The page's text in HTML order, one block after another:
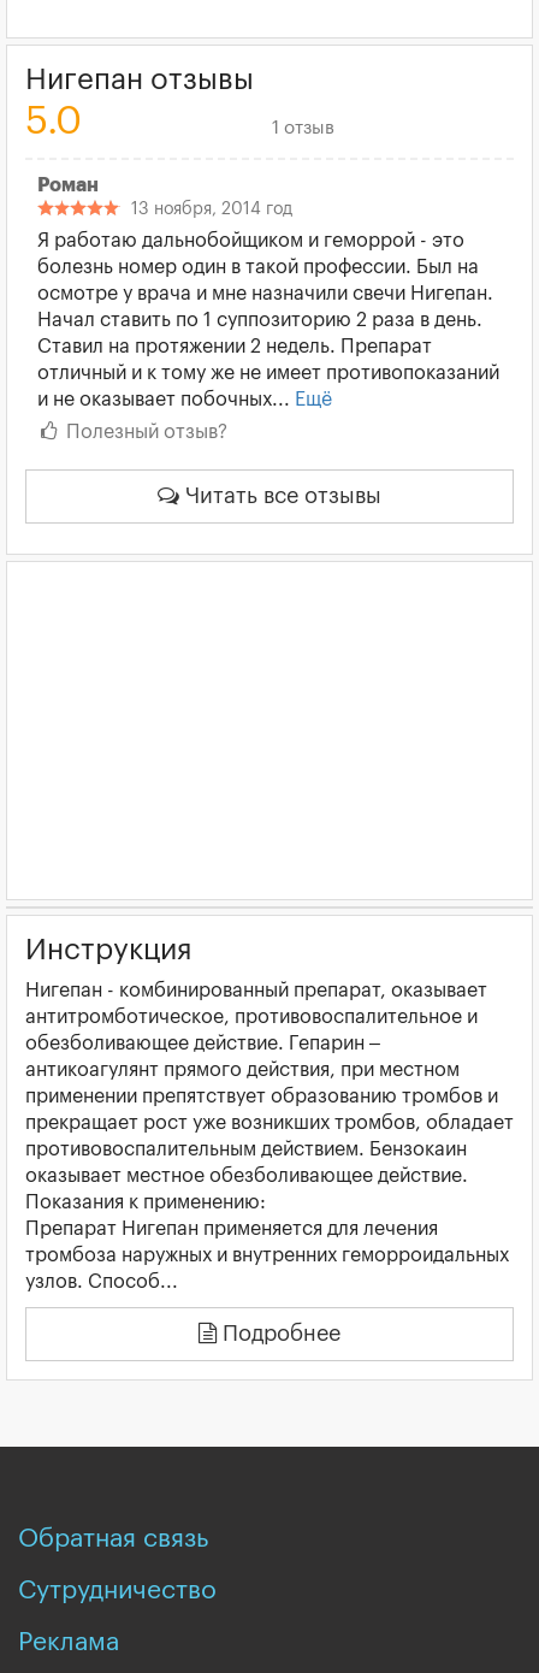
Нигепан отзывы
5.0 1 отзыв
Роман
13 ноября, 2014 год
Я работаю дальнобойщиком и геморрой - это
болезнь номер один в такой профессии. Был на
осмотре у врача и мне назначили свечи Нигепан.
Начал ставить по 1 суппозиторию 2 раза в день.
Ставил на протяжении 2 недель. Препарат
отличный и к тому же не имеет противопоказаний
и не оказывает побочных... Ещё
Полезный отзыв?
Читать все отзывы
Инструкция
Нигепан - комбинированный препарат, оказывает
антитромботическое, противовоспалительное и
обезболивающее действие. Гепарин –
антикоагулянт прямого действия, при местном
применении препятствует образованию тромбов и
прекращает рост уже возникших тромбов, обладает
противовоспалительным действием. Бензокаин
оказывает местное обезболивающее действие.
Показания к применению:
Препарат Нигепан применяется для лечения
тромбоза наружных и внутренних геморроидальных
узлов. Способ...
Подробнее
Обратная связь
Сутрудничество
Реклама